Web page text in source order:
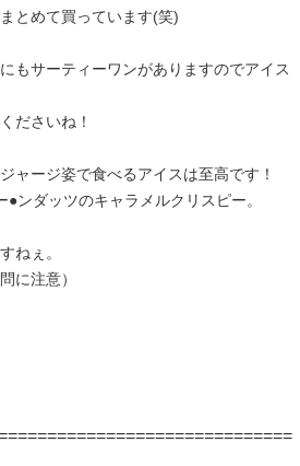
とめて買っています(笑)
もサーティーワンがありますのでアイス
ださいね！
ャージ姿で食べるアイスは至高です！
ンダッツのキャラメルクリスピー。
ねぇ。
に注意）